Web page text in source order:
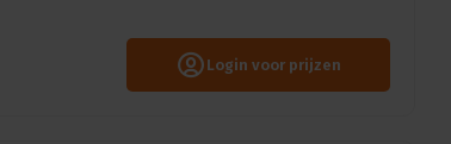
Login voor prijzen